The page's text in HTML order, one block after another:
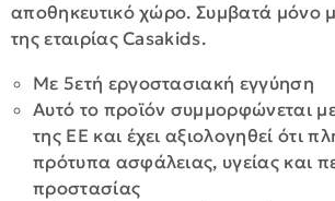
αποθηκευτικό χώρο. Συμβατά μόνο
της εταιρίας Casakids.
Με 5ετή εργοστασιακή εγγύηση
Αυτό το προϊόν συμμορφώνεται
της ΕΕ και έχει αξιολογηθεί ότι
πρότυπα ασφάλειας, υγείας και
προστασίας